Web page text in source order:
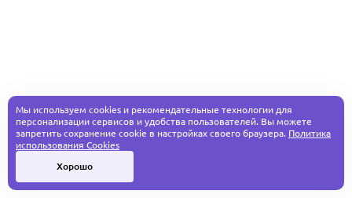
Мы используем cookies и рекомендательные технологии для
персонализации сервисов и удобства пользователей. Вы можете
запретить сохранение cookie в настройках своего браузера. Политика
использования Cookies
Хорошо